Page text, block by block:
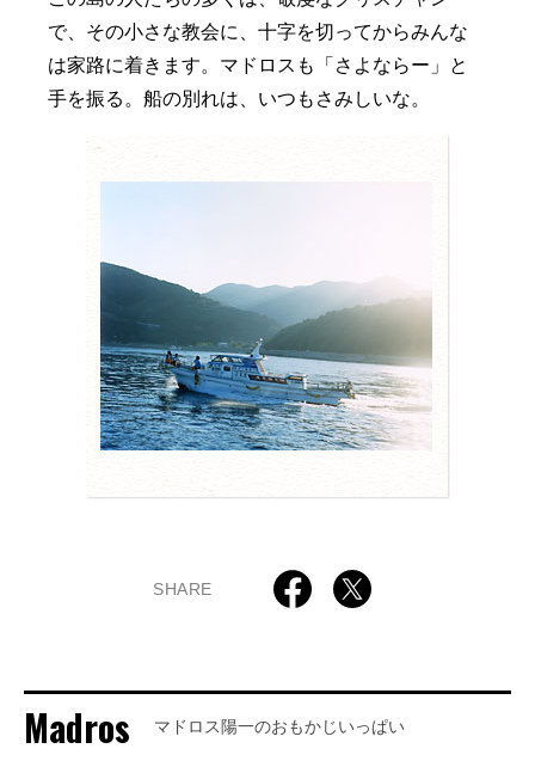
で、その小さな教会に、十字を切ってからみんな
は家路に着きます。マドロスも「さよならー」と
手を振る。船の別れは、いつもさみしいな。
SHARE
Madros マドロス陽一のおもかじいっぱい